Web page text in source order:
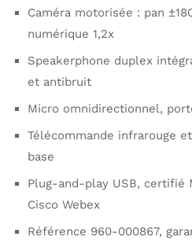
Caméra motorisée : pan
numérique 1,2x
Speakerphone duplex
et antibruit
Micro omnidirectionnel,
Télécommande infrarouge
base
Plug-and-play USB, certifié
Cisco Webex
Référence 960-000867,